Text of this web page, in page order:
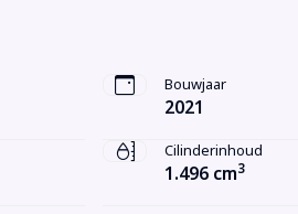
Bouwjaar
2021
Cilinderinhoud
1.496 cm3